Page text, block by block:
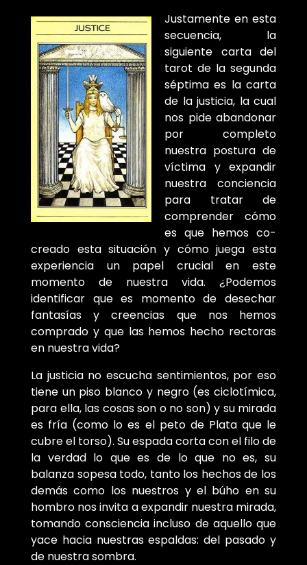
Justamente en esta
secuencia, la
siguiente carta del
tarot de la segunda
séptima es la carta
de la justicia, la cual
nos pide abandonar
por completo
nuestra postura de
víctima y expandir
nuestra conciencia
para tratar de
comprender cómo
es que hemos co-
creado esta situación y cómo juega esta
experiencia un papel crucial en este
momento de nuestra vida. ¿Podemos
identificar que es momento de desechar
fantasías y creencias que nos hemos
comprado y que las hemos hecho rectoras
en nuestra vida?
La justicia no escucha sentimientos, por eso
tiene un piso blanco y negro (es ciclotímica,
para ella, las cosas son o no son) y su mirada
es fría (como lo es el peto de Plata que le
cubre el torso). Su espada corta con el filo de
la verdad lo que es de lo que no es, su
balanza sopesa todo, tanto los hechos de los
demás como los nuestros y el búho en su
hombro nos invita a expandir nuestra mirada,
tomando consciencia incluso de aquello que
yace hacia nuestras espaldas: del pasado y
de nuestra sombra.